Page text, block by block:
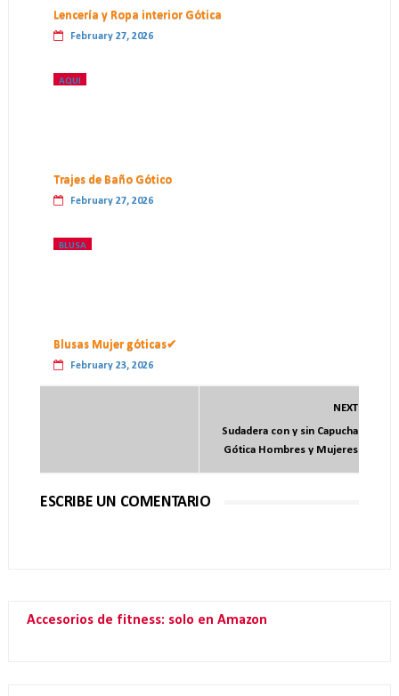
Lencería y Ropa interior Gótica
February 27, 2026
AQUI
Trajes de Baño Gótico
February 27, 2026
BLUSA
Blusas Mujer góticas✔
February 23, 2026
NEXT
Sudadera con y sin Capucha
Gótica Hombres y Mujeres
ESCRIBE UN COMENTARIO
Accesorios de fitness: solo en Amazon